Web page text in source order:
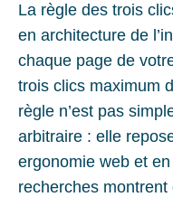
La règle des trois
en architecture de
chaque page de
trois clics maximum
règle n’est pas
arbitraire : elle
ergonomie web et
recherches